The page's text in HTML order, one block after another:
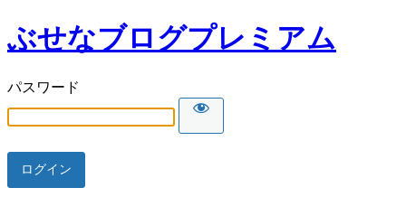
ぶせなブログプレミアム
パスワード